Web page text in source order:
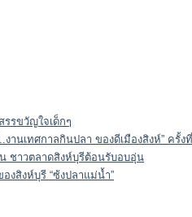
รขวัญใจเด็กๆ
งานเทศกาลกินปลา ของดีเมืองสิงห์” ค
ชาวตลาดสิงห์บุรีต้อนรับอบอุ่น
งสิงห์บุรี “ซ้งปลาแม่น้ำ”